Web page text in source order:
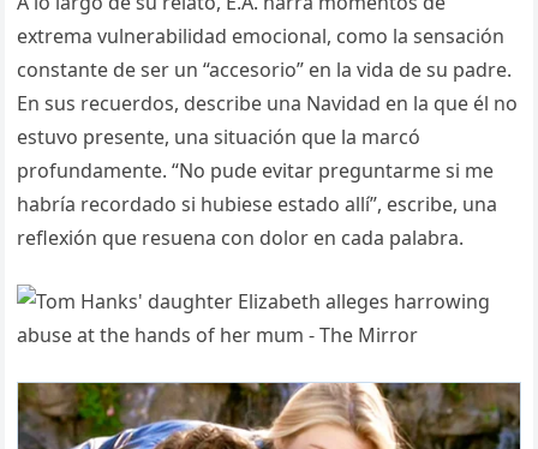
extrema vulnerabilidad emocional, como la sensación
constante de ser un “accesorio” en la vida de su padre.
En sus recuerdos, describe una Navidad en la que él no
estuvo presente, una situación que la marcó
profundamente. “No pude evitar preguntarme si me
habría recordado si hubiese estado allí”, escribe, una
reflexión que resuena con dolor en cada palabra.